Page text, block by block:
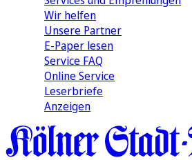
Wir helfen
Unsere Partner
E-Paper lesen
Service FAQ
Online Service
Leserbriefe
Anzeigen